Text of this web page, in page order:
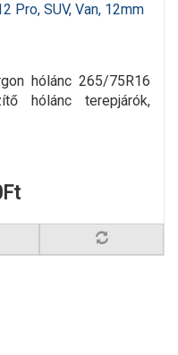
Pro, SUV, Van, 12mm
hólánc 265/75R16
hólánc terepjárók,